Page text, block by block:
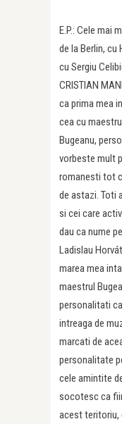
E.P.: Cele mai
de la Berlin, cu
cu Sergiu
CRISTIAN
ca prima mea
cea cu
Bugeanu,
vorbeste mult
romanesti tot
de astazi. Toti
si cei care
dau ca nume
Ladislau
marea mea
maestrul
personalitati
intreaga de
marcati de
personalitate
cele amintite
socotesc ca
acest teritoriu,